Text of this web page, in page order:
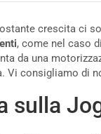
crescita ci
, come nel caso
da una
consigliamo di
sulla